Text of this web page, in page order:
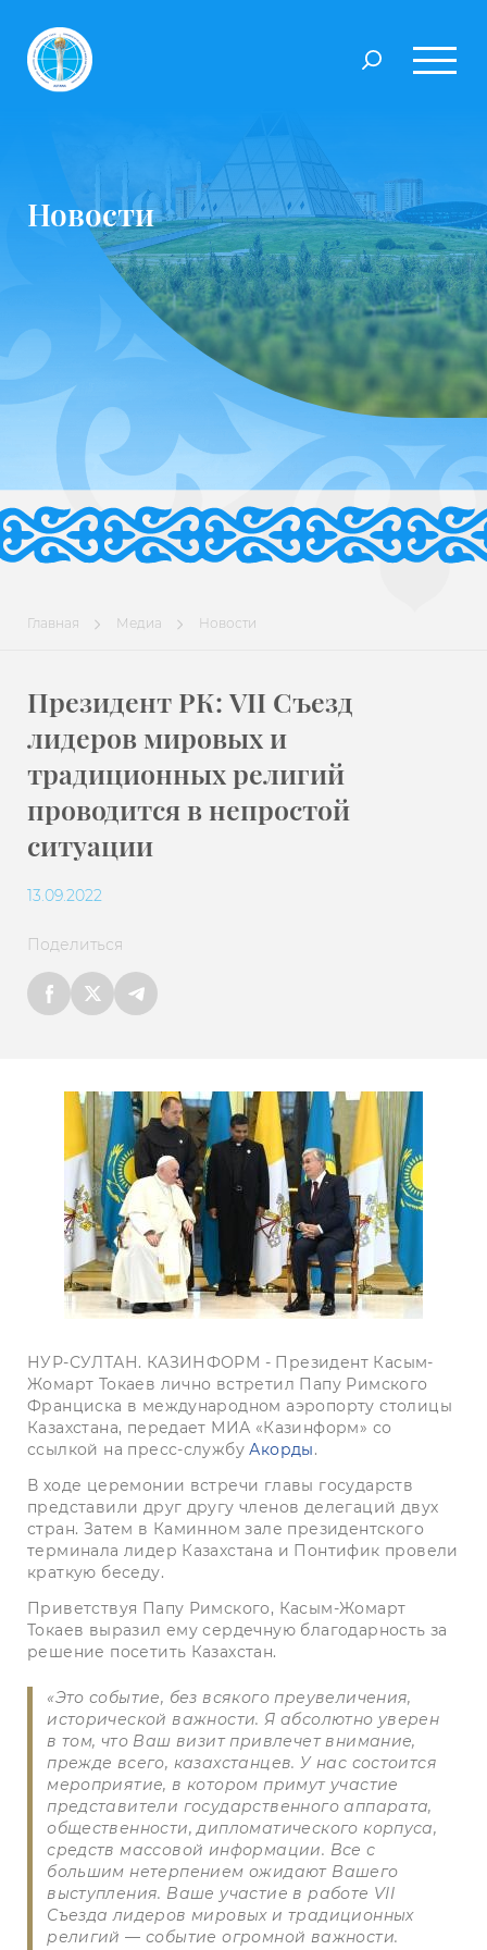
Новости
Главная Медиа Новости
Президент РК: VII Съезд
лидеров мировых и
традиционных религий
проводится в непростой
ситуации
13.09.2022
Поделиться
НУР-СУЛТАН. КАЗИНФОРМ - Президент Касым-
Жомарт Токаев лично встретил Папу Римского
Франциска в международном аэропорту столицы
Казахстана, передает МИА «Казинформ» со
ссылкой на пресс-службуАкорды.
В ходе церемонии встречи главы государств
представили друг другу членов делегаций двух
стран. Затем в Каминном зале президентского
терминала лидер Казахстана и Понтифик провели
краткую беседу.
Приветствуя Папу Римского, Касым-Жомарт
Токаев выразил ему сердечную благодарность за
решение посетить Казахстан.
«Это событие, без всякого преувеличения,
исторической важности. Я абсолютно уверен
в том, что Ваш визит привлечет внимание,
прежде всего, казахстанцев. У нас состоится
мероприятие, в котором примут участие
представители государственного аппарата,
общественности, дипломатического корпуса,
средств массовой информации. Все с
большим нетерпением ожидают Вашего
выступления. Ваше участие в работе VII
Съезда лидеров мировых и традиционных
религий — событие огромной важности.